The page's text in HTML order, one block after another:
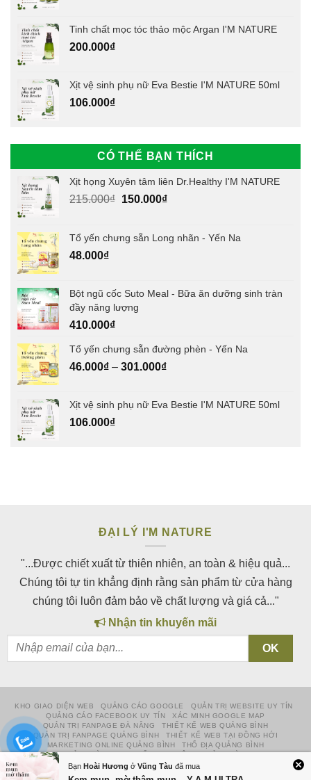
Tinh chất mọc tóc thảo mộc Argan I'M NATURE
200.000₫
Xịt vệ sinh phụ nữ Eva Bestie I'M NATURE 50ml
106.000₫
CÓ THỂ BẠN THÍCH
Xịt họng Xuyên tâm liên Dr.Healthy I'M NATURE
215.000₫ Giá
215.000₫.
150.000₫Giá
là:
Tổ yến chưng sẵn Long nhãn - Yến Na
48.000₫
Bột ngũ cốc Suto Meal - Bữa ăn dưỡng sinh tràn
đầy năng lượng
410.000₫
Tổ yến chưng sẵn đường phèn - Yến Na
46.000₫ – 301.000₫
Xịt vệ sinh phụ nữ Eva Bestie I'M NATURE 50ml
106.000₫
ĐẠI LÝ I'M NATURE
"...Được chiết xuất từ thiên nhiên, an toàn & hiệu quả...
Chúng tôi tự tin khẳng định rằng sản phẩm từ cửa hàng
chúng tôi luôn đảm bảo về chất lượng và giá cả..."
Nhận tin khuyến mãi
KHO GIAO DIỆN WEB QUẢNG CÁO GOOGLE
QUẢN TRỊ WEBSITE UY TÍN
QUẢNG CÁO FACEBOOK UY TÍN
XÁC MINH GOOGLE MAP
QUẢN TRỊ FANPAGE ĐÀ NẴNG
THIẾT KẾ WEB QUẢNG BÌNH
QUẢN TRỊ FANPAGE QUẢNG BÌNH
THIẾT KẾ WEB TẠI ĐỒNG HỚI
MARKETING ONLINE QUẢNG BÌNH
THỔ ĐỊA QUẢNG BÌNH
QUẢNG BÌNH WEB
CỔNG TỰ ĐỘNG QUẢNG BÌNH
NHÀ THÔNG MINH QUẢNG BÌNH